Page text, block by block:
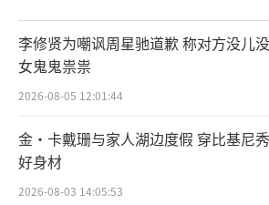
李修贤为嘲讽周星驰道歉 称对方没儿没
女鬼鬼祟祟
2026-08-05 12:01:44
金·卡戴珊与家人湖边度假 穿比基尼秀
好身材
2026-08-03 14:05:53